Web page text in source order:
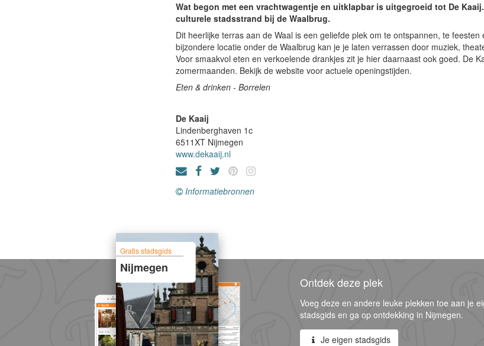
Wat begon met een vrachtwagentje en uitklapbar is uitgegroeid tot De
culturele stadsstrand bij de Waalbrug.
Dit heerlijke terras aan de Waal is een geliefde plek om te ontspannen, te
bijzondere locatie onder de Waalbrug kan je je laten verrassen door muziek,
Voor smaakvol eten en verkoelende drankjes zit je hier daarnaast ook goed. De
zomermaanden. Bekijk de website voor actuele openingstijden.
Eten & drinken - Borrelen
De Kaaij
Lindenberghaven 1c
6511XT Nijmegen
www.dekaaij.nl
Informatiebronnen
Gratis stadsgids
Nijmegen
Ontdek deze plek
Voeg deze en andere leuke plekken toe aan je
stadsgids en ga op ontdekking in Nijmegen.
Je eigen stadsgids